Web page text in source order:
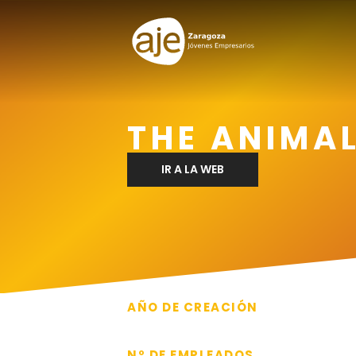
THE
IR A LA WEB
AÑO DE CREACIÓN